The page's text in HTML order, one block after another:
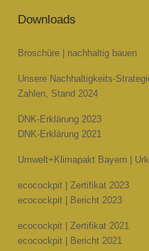
Downloads
Broschüre | nachhaltig bauen
Unsere Nachhaltigkeits-
Zahlen, Stand 2024
DNK-Erklärung 2023
DNK-Erklärung 2021
Umwelt+Klimapakt Bayern |
ecocockpit | Zertifikat 2023
ecocockpit | Bericht 2023
ecocockpit | Zertifikat 2021
ecocockpit | Bericht 2021